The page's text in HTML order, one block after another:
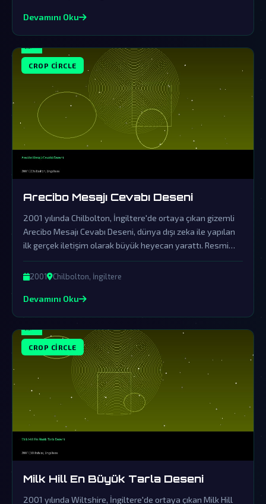
bir kanıt olduğu iddia ediliyor.
Devamını Oku
CROP CIRCLE
Arecibo Mesajı Cevabı Deseni
2001 yılında Chilbolton, İngiltere'de ortaya çıkan gizemli
Arecibo Mesajı Cevabı Deseni, dünya dışı zeka ile yapılan
ilk gerçek iletişim olarak büyük heyecan yarattı. Resmi
kurumların örtbas çabalarına rağmen, bu olay uzaylı
ziyaretlerinin ve karmaşık iletişim biçimlerinin kanıtı
2001 Chilbolton, İngiltere
Devamını Oku
CROP CIRCLE
Milk Hill En Büyük Tarla Deseni
2001 yılında Wiltshire, İngiltere'de ortaya çıkan Milk Hill